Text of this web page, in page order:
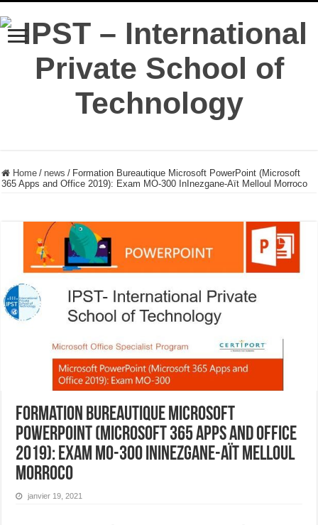
Home / news / Formation Bureautique Microsoft PowerPoint (Microsoft
365 Apps and Office 2019): Exam MO-300 InInezgane-Aït Melloul Morroco
Formation Bureautique Microsoft
PowerPoint (Microsoft 365 Apps and Office
2019): Exam MO-300 InInezgane-Aït Melloul
Morroco
janvier 19, 2021